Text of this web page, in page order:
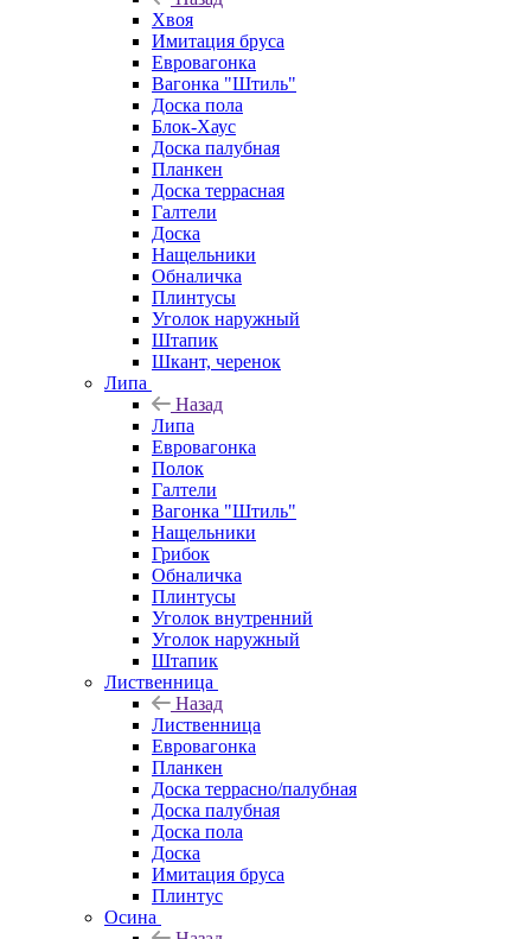
Хвоя
Имитация бруса
Евровагонка
Вагонка "Штиль"
Доска пола
Блок-Хаус
Доска палубная
Планкен
Доска террасная
Галтели
Доска
Нащельники
Обналичка
Плинтусы
Уголок наружный
Штапик
Шкант, черенок
Липа
Назад
Липа
Евровагонка
Полок
Галтели
Вагонка "Штиль"
Нащельники
Грибок
Обналичка
Плинтусы
Уголок внутренний
Уголок наружный
Штапик
Лиственница
Назад
Лиственница
Евровагонка
Планкен
Доска террасно/палубная
Доска палубная
Доска пола
Доска
Имитация бруса
Плинтус
Осина